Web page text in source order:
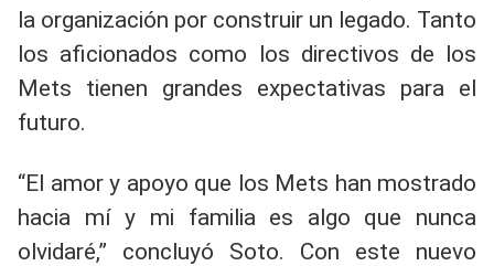
la organización por construir un legado. Tanto
los aficionados como los directivos de los
Mets tienen grandes expectativas para el
futuro.
“El amor y apoyo que los Mets han mostrado
hacia mí y mi familia es algo que nunca
olvidaré,” concluyó Soto. Con este nuevo